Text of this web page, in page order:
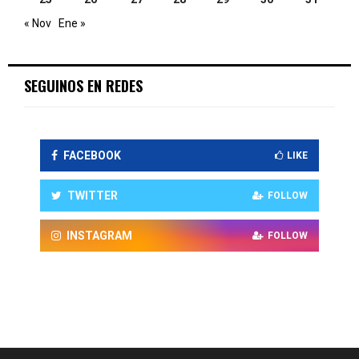
« Nov
Ene »
SEGUINOS EN REDES
FACEBOOK LIKE
TWITTER FOLLOW
INSTAGRAM FOLLOW